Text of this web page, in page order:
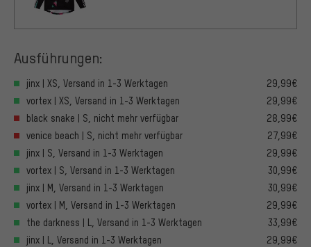
Ausführungen:
jinx | XS, Versand in 1-3 Werktagen
29,99€
vortex | XS, Versand in 1-3 Werktagen
29,99€
black snake | S, nicht mehr verfügbar
28,99€
venice beach | S, nicht mehr verfügbar
27,99€
jinx | S, Versand in 1-3 Werktagen
29,99€
vortex | S, Versand in 1-3 Werktagen
30,99€
jinx | M, Versand in 1-3 Werktagen
30,99€
vortex | M, Versand in 1-3 Werktagen
29,99€
the darkness | L, Versand in 1-3 Werktagen
33,99€
jinx | L, Versand in 1-3 Werktagen
29,99€